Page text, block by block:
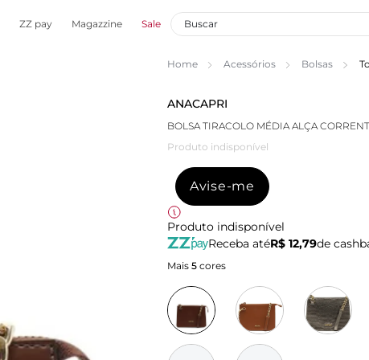
ZZ pay Magazzine Sale
Home Acessórios Bolsas
ANACAPRI
BOLSA TIRACOLO MÉDIA ALÇA
Produto indisponível
Avise-me
Produto indisponível
Receba atéR$ 12,79de
Mais 5 cores